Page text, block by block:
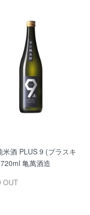
米酒 PLUS 9 (プラスキ
亀萬酒造
OUT